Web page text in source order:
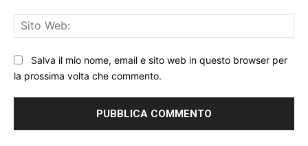
Salva il mio nome, email e sito web in questo browser per
la prossima volta che commento.